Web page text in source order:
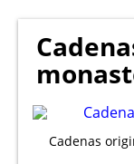
Cadenas